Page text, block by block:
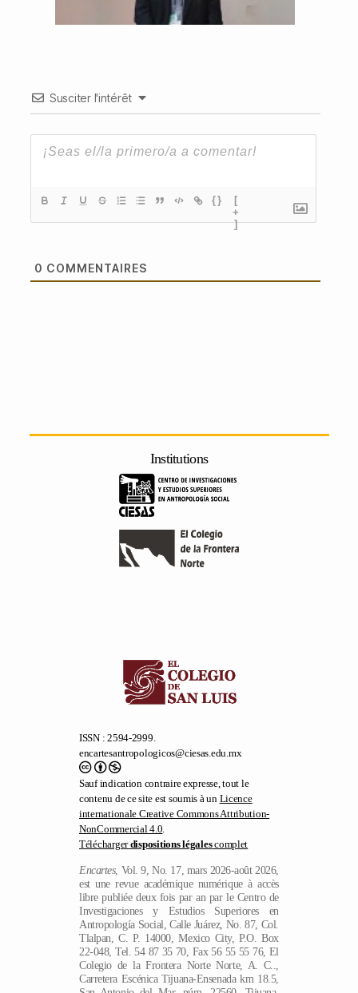
Susciter l'intérêt
{}
[
+
]
0 COMMENTAIRES
Institutions
ISSN : 2594-2999.
encartesantropologicos@ciesas.edu.mx
Sauf indication contraire expresse, tout le
contenu de ce site est soumis à un Licence
internationale Creative Commons Attribution-
NonCommercial 4.0.
Téléchargerdispositions légalescomplet
Encartes, Vol. 9, No. 17, mars 2026-août 2026,
est une revue académique numérique à accès
libre publiée deux fois par an par le Centro de
Investigaciones y Estudios Superiores en
Antropología Social, Calle Juárez, No. 87, Col.
Tlalpan, C. P. 14000, Mexico City, P.O. Box
22-048, Tel. 54 87 35 70, Fax 56 55 55 76, El
Colegio de la Frontera Norte Norte, A. C..,
Carretera Escénica Tijuana-Ensenada km 18.5,